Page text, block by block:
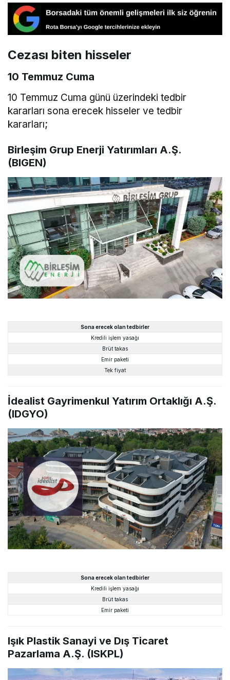
Cezası biten hisseler
10 Temmuz Cuma
10 Temmuz Cuma günü üzerindeki tedbir
kararları sona erecek hisseler ve tedbir
kararları;
Birleşim Grup Enerji Yatırımları A.Ş.
(BIGEN)
Sona erecek olan tedbirler
Kredili işlem yasağı
Brüt takas
Emir paketi
Tek fiyat
İdealist Gayrimenkul Yatırım Ortaklığı A.Ş.
(IDGYO)
Sona erecek olan tedbirler
Kredili işlem yasağı
Brüt takas
Emir paketi
Işık Plastik Sanayi ve Dış Ticaret
Pazarlama A.Ş. (ISKPL)